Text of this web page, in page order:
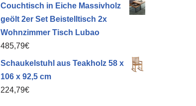
Couchtisch in Eiche Massivholz
geölt 2er Set Beistelltisch 2x
Wohnzimmer Tisch Lubao
485,79€
Schaukelstuhl aus Teakholz 58 x
106 x 92,5 cm
224,79€